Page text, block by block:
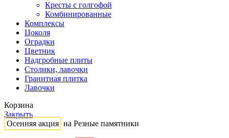
Кресты с голгофой
Комбинированные
Комплексы
Цоколя
Оградки
Цветник
Надгробные плиты
Столики, лавочки
Гранитная плитка
Лавочки
Корзина
Закрыть
Осенняя акция на Резные памятники